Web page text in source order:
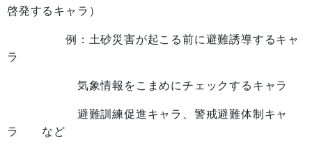
啓発するキャラ）
例：土砂災害が起こる前に避難誘導するキャ
ラ
気象情報をこまめにチェックするキャラ
避難訓練促進キャラ、警戒避難体制キャ
ラ など